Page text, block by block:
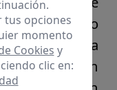
como
de que la
no se queden
tus opciones
momento
Cookies y
clic en: